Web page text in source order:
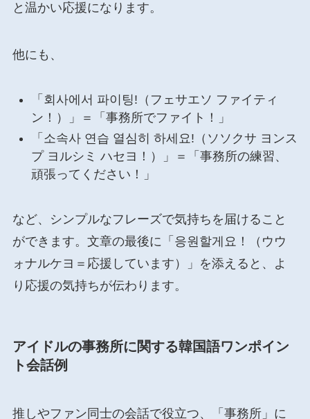
と温かい応援になります。
他にも、
「회사에서 파이팅!（フェサエソ ファイティ
ン！）」＝「事務所でファイト！」
「소속사 연습 열심히 하세요!（ソソクサ ヨンス
プ ヨルシミ ハセヨ！）」＝「事務所の練習、
頑張ってください！」
など、シンプルなフレーズで気持ちを届けること
ができます。文章の最後に「응원할게요！（ウウ
ォナルケヨ＝応援しています）」を添えると、よ
り応援の気持ちが伝わります。
アイドルの事務所に関する韓国語ワンポイン
ト会話例
推しやファン同士の会話で役立つ、「事務所」に